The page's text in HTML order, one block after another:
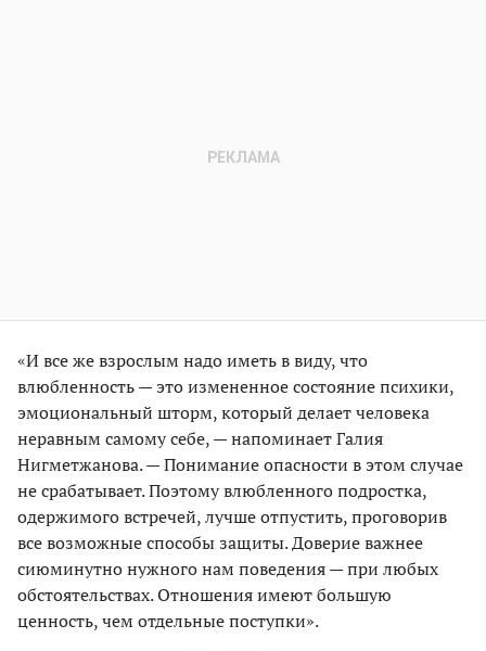
«И все же взрослым надо иметь в виду, что
влюбленность — это измененное состояние психики,
эмоциональный шторм, который делает человека
неравным самому себе, — напоминает Галия
Нигметжанова. — Понимание опасности в этом случае
не срабатывает. Поэтому влюбленного подростка,
одержимого встречей, лучше отпустить, проговорив
все возможные способы защиты. Доверие важнее
сиюминутно нужного нам поведения — при любых
обстоятельствах. Отношения имеют большую
ценность, чем отдельные поступки».